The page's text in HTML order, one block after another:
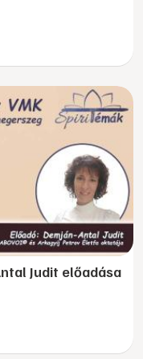
Judit előadása